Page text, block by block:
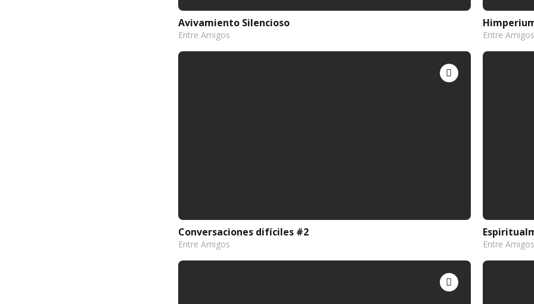
Avivamiento Silencioso
Entre Amigos Entre Amigos
Conversaciones difíciles #2
Entre Amigos Entre Amigos